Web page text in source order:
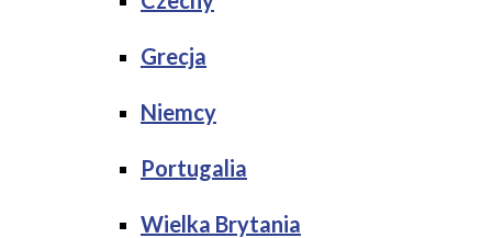
Grecja
Niemcy
Portugalia
Wielka Brytania